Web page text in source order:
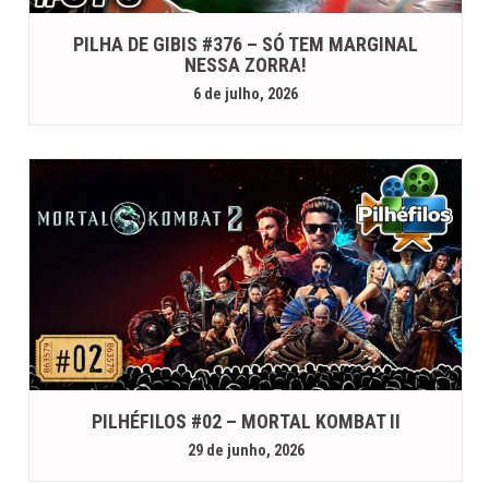
PILHA DE GIBIS #376 – SÓ TEM MARGINAL
NESSA ZORRA!
6 de julho, 2026
PILHÉFILOS #02 – MORTAL KOMBAT II
29 de junho, 2026